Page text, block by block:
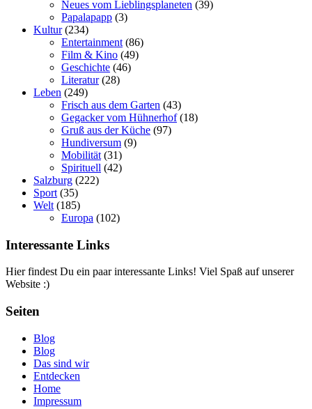
Neues vom Lieblingsplaneten (39)
Papalapapp (3)
Kultur(234)
Entertainment (86)
Film & Kino (49)
Geschichte (46)
Literatur(28)
Leben (249)
Frisch aus dem Garten (43)
Gegacker vom Hühnerhof(18)
Gruß aus der Küche (97)
Hundiversum (9)
Mobilität (31)
Spirituell (42)
Salzburg (222)
Sport (35)
Welt (185)
Europa (102)
Interessante Links
Hier findest Du ein paar interessante Links! Viel Spaß auf unserer
Website :)
Seiten
Blog
Blog
Das sind wir
Entdecken
Home
Impressum